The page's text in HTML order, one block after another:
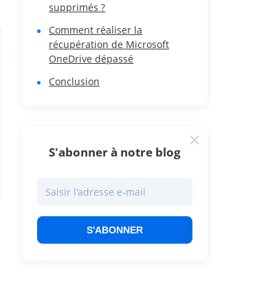
supprimés ?
Comment réaliser la
récupération de Microsoft
OneDrive dépassé
Conclusion
S'abonner à notre blog
S'ABONNER